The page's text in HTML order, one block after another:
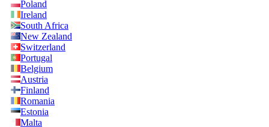
Poland
Ireland
South Africa
New Zealand
Switzerland
Portugal
Belgium
Austria
Finland
Romania
Estonia
Malta